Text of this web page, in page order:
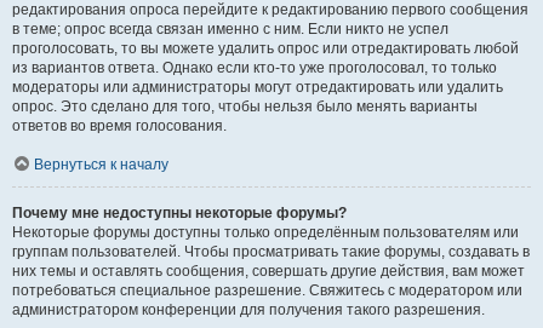
редактирования опроса перейдите к редактированию первого сообщения
в теме; опрос всегда связан именно с ним. Если никто не успел
проголосовать, то вы можете удалить опрос или отредактировать любой
из вариантов ответа. Однако если кто-то уже проголосовал, то только
модераторы или администраторы могут отредактировать или удалить
опрос. Это сделано для того, чтобы нельзя было менять варианты
ответов во время голосования.
Вернуться к началу
Почему мне недоступны некоторые форумы?
Некоторые форумы доступны только определённым пользователям или
группам пользователей. Чтобы просматривать такие форумы, создавать в
них темы и оставлять сообщения, совершать другие действия, вам может
потребоваться специальное разрешение. Свяжитесь с модератором или
администратором конференции для получения такого разрешения.